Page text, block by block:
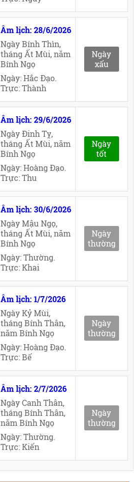
Âm lịch: 28/6/2026
Ngày Bính Thìn,
tháng Ất Mùi, năm
Bính Ngọ
Ngày: Hắc Đạo.
Trực: Thành
Ngày
xấu
Âm lịch: 29/6/2026
Ngày Đinh Tỵ,
tháng Ất Mùi, năm
Bính Ngọ
Ngày: Hoàng Đạo.
Trực: Thu
Ngày
tốt
Âm lịch: 30/6/2026
Ngày Mậu Ngọ,
tháng Ất Mùi, năm
Bính Ngọ
Ngày: Thường.
Trực: Khai
Ngày
thường
Âm lịch: 1/7/2026
Ngày Kỷ Mùi,
tháng Bính Thân,
năm Bính Ngọ
Ngày: Hoàng Đạo.
Trực: Bế
Ngày
thường
Âm lịch: 2/7/2026
Ngày Canh Thân,
tháng Bính Thân,
năm Bính Ngọ
Ngày: Thường.
Trực: Kiến
Ngày
thường